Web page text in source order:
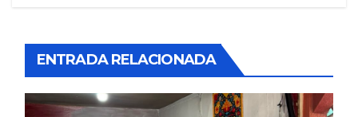
ENTRADA RELACIONADA